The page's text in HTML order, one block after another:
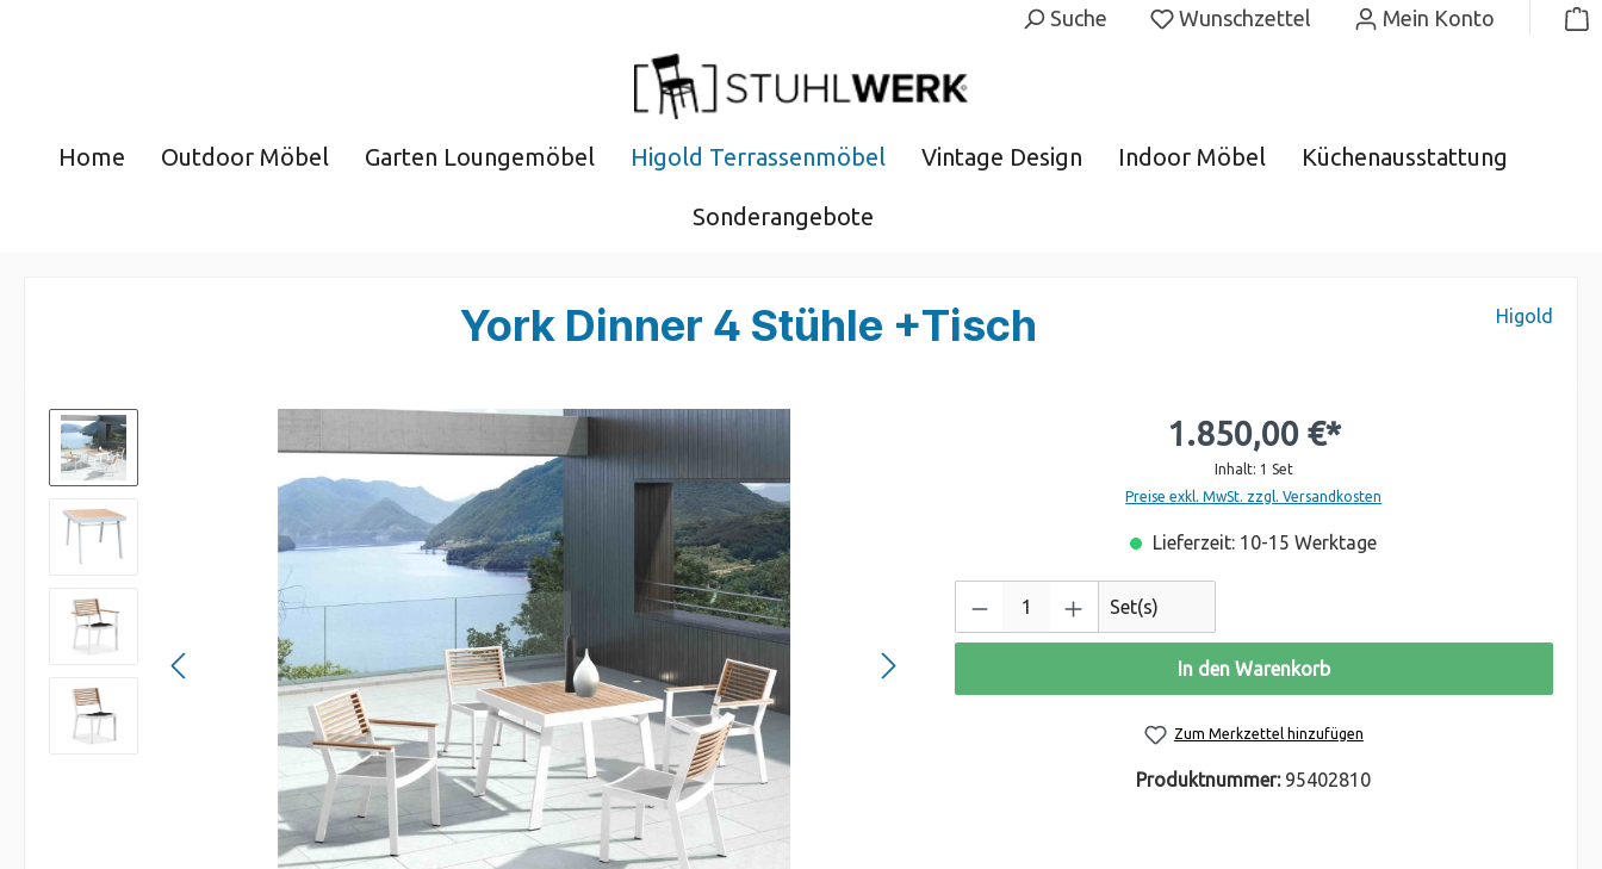
Suche Wunschzettel Mein Konto
Home Outdoor Möbel Garten Loungemöbel Higold Terrassenmöbel Vintage Design Indoor Möbel Küchenausstattung
Sonderangebote
York Dinner 4 Stühle +Tisch Higold
1.850,00 €*
Inhalt: 1 Set
Preise exkl. MwSt. zzgl. Versandkosten
Lieferzeit: 10-15 Werktage
Set(s)
In den Warenkorb
Zum Merkzettel hinzufügen
Produktnummer: 95402810